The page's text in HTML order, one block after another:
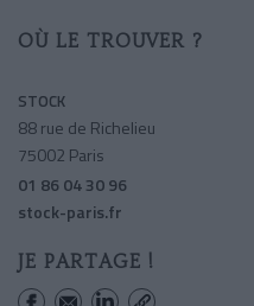
OÙ LE TROUVER ?
STOCK
88 rue de Richelieu
75002 Paris
01 86 04 30 96
stock-paris.fr
JE PARTAGE !